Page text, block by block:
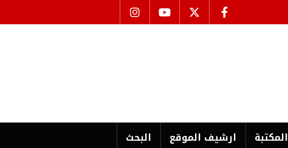
المكتبة ارشیف الموقع البحث